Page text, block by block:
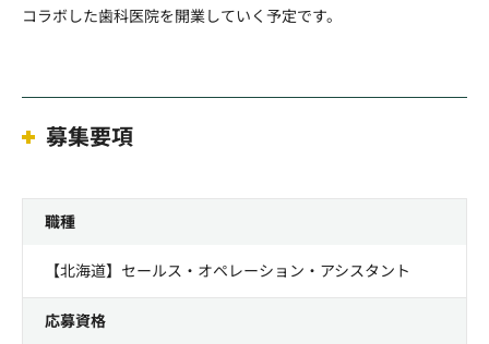
コラボした歯科医院を開業していく予定です。
募集要項
職種
【北海道】セールス・オペレーション・アシスタント
応募資格